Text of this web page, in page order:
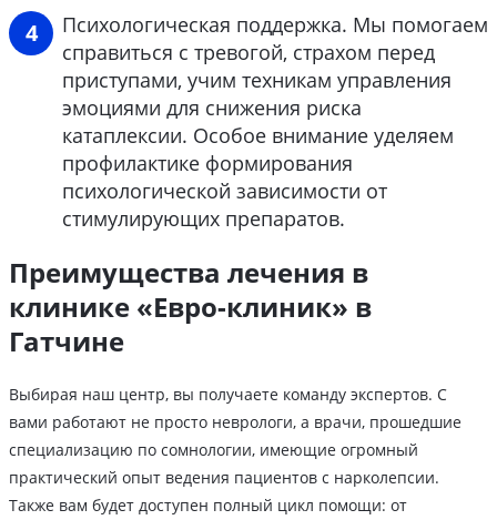
Психологическая поддержка. Мы помогаем
справиться с тревогой, страхом перед
приступами, учим техникам управления
эмоциями для снижения риска
катаплексии. Особое внимание уделяем
профилактике формирования
психологической зависимости от
стимулирующих препаратов.
Преимущества лечения в
клинике «Евро-клиник» в
Гатчине
Выбирая наш центр, вы получаете команду экспертов. С
вами работают не просто неврологи, а врачи, прошедшие
специализацию по сомнологии, имеющие огромный
практический опыт ведения пациентов с нарколепсии.
Также вам будет доступен полный цикл помощи: от